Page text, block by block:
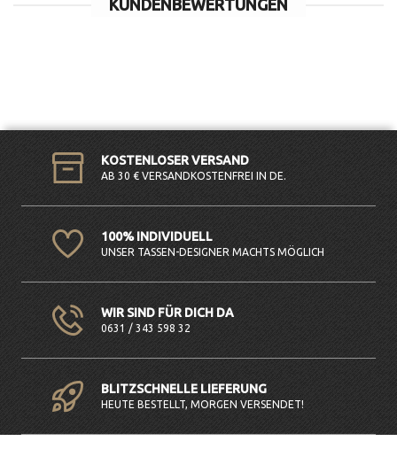
KUNDENBEWERTUNGEN
KOSTENLOSER VERSAND
AB 30 € VERSANDKOSTENFREI IN DE.
100% INDIVIDUELL
UNSER TASSEN-DESIGNER MACHTS MÖGLICH
WIR SIND FÜR DICH DA
0631 / 343 598 32
BLITZSCHNELLE LIEFERUNG
HEUTE BESTELLT, MORGEN VERSENDET!